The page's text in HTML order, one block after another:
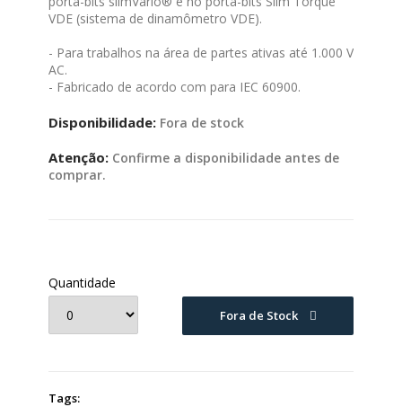
VDE (sistema de dinamômetro VDE).
- Para trabalhos na área de partes ativas até 1.000 V
AC.
- Fabricado de acordo com para IEC 60900.
Disponibilidade: Fora de stock
Atenção: Confirme a disponibilidade antes de
comprar.
Quantidade
Fora de Stock
Tags: